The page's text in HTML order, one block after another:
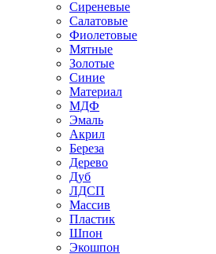
Сиреневые
Салатовые
Фиолетовые
Мятные
Золотые
Синие
Материал
МДФ
Эмаль
Акрил
Береза
Дерево
Дуб
ЛДСП
Массив
Пластик
Шпон
Экошпон